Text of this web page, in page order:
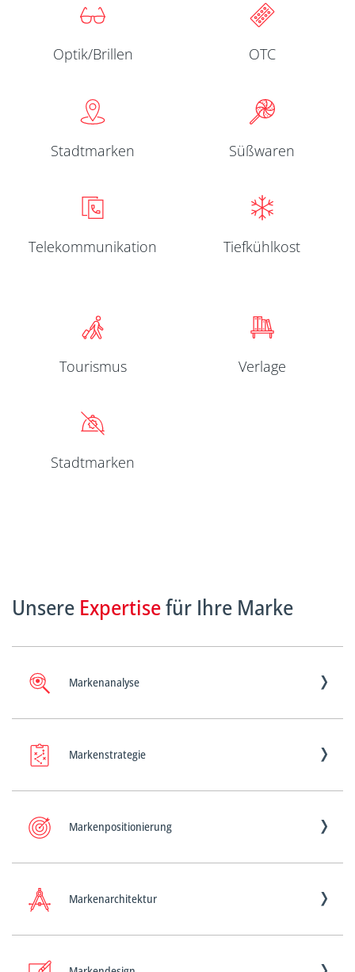
Optik/Brillen OTC
Stadtmarken Süßwaren
Telekom­munikation Tiefkühlkost
Tourismus Verlage
Stadtmarken
Unsere Expertisefür Ihre Marke
Markenanalyse
Markenstrategie
Markenpositionierung
Markenarchitektur